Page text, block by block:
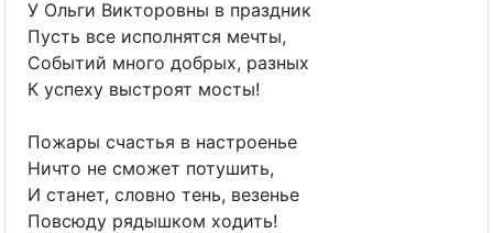
У Ольги Викторовны в праздник
Пусть все исполнятся мечты,
Событий много добрых, разных
К успеху выстроят мосты!
Пожары счастья в настроенье
Ничто не сможет потушить,
И станет, словно тень, везенье
Повсюду рядышком ходить!